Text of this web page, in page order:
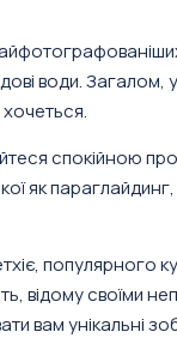
води. Загалом,
спокійною
як
популярного
відому своїми
вам унікальні